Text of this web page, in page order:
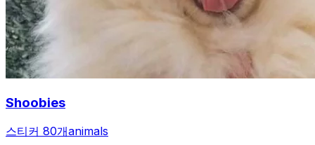
Shoobies
스티커 80개animals